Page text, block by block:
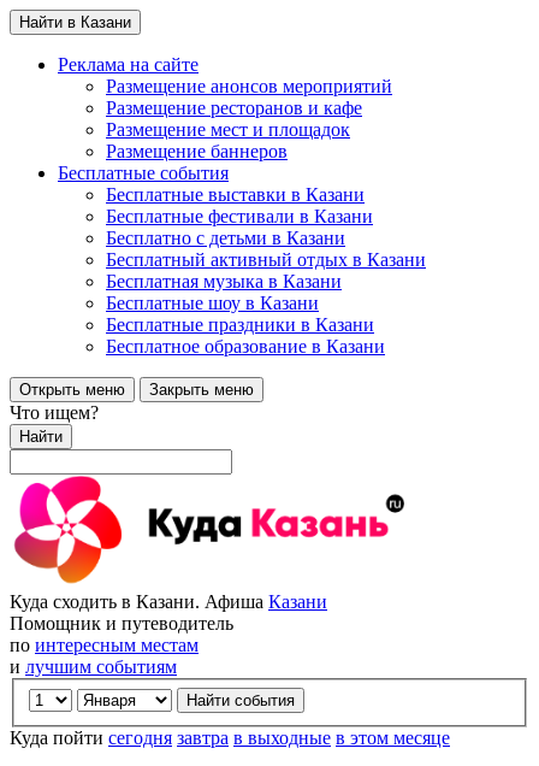
Найти в Казани
Реклама на сайте
Размещение анонсов мероприятий
Размещение ресторанов и кафе
Размещение мест и площадок
Размещение баннеров
Бесплатные события
Бесплатные выставки в Казани
Бесплатные фестивали в Казани
Бесплатно с детьми в Казани
Бесплатный активный отдых в Казани
Бесплатная музыка в Казани
Бесплатные шоу в Казани
Бесплатные праздники в Казани
Бесплатное образование в Казани
Открыть меню Закрыть меню
Что ищем?
Найти
Куда сходить в Казани. Афиша Казани
Помощник и путеводитель
по интересным местам
и лучшим событиям
Куда пойти сегодня завтра в выходные в этом месяце